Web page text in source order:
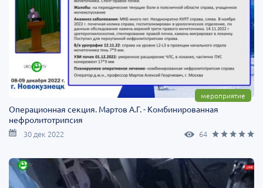
мероприятие
Операционная секция. Мартов А.Г. - Комбинированная
нефролитотрипсия
30 дек 2022 64